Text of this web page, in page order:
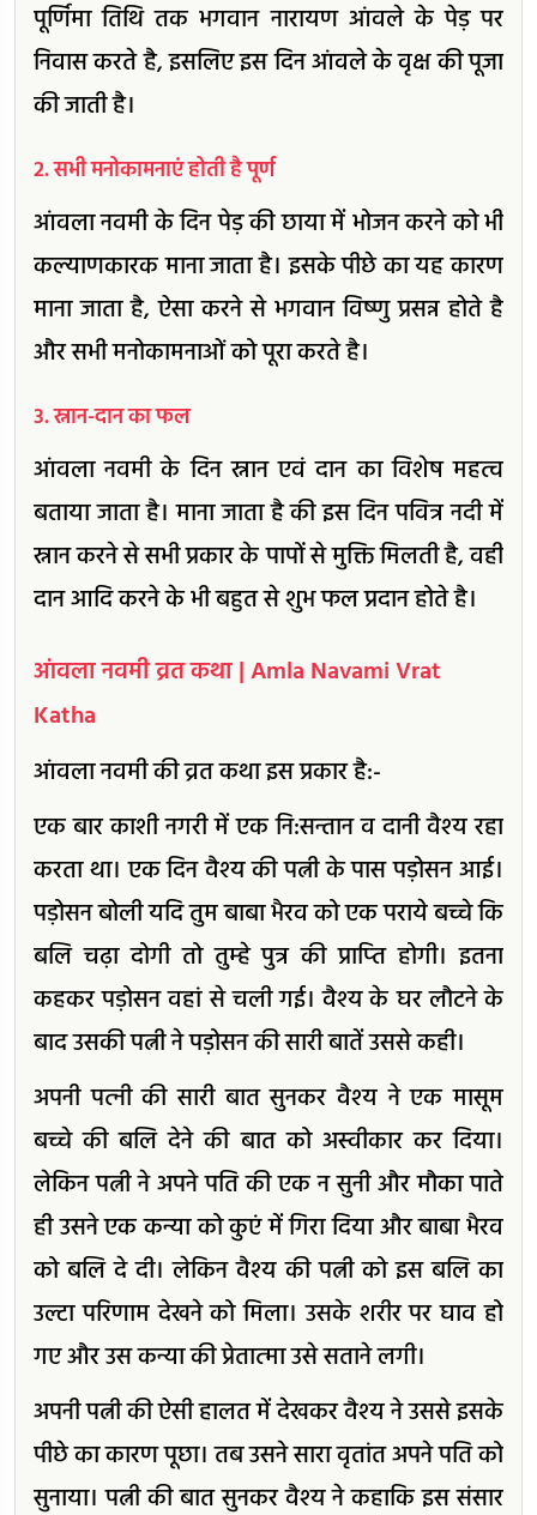
पूर्णिमा तिथि तक भगवान नारायण आंवले के पेड़ पर
निवास करते है, इसलिए इस दिन आंवले के वृक्ष की पूजा
की जाती है।
2. सभी मनोकामनाएं होती है पूर्ण
आंवला नवमी के दिन पेड़ की छाया में भोजन करने को भी
कल्याणकारक माना जाता है। इसके पीछे का यह कारण
माना जाता है, ऐसा करने से भगवान विष्णु प्रसन्न होते है
और सभी मनोकामनाओं को पूरा करते है।
3. स्नान-दान का फल
आंवला नवमी के दिन स्नान एवं दान का विशेष महत्व
बताया जाता है। माना जाता है की इस दिन पवित्र नदी में
स्नान करने से सभी प्रकार के पापों से मुक्ति मिलती है, वही
दान आदि करने के भी बहुत से शुभ फल प्रदान होते है।
आंवला नवमी व्रत कथा | Amla Navami Vrat
Katha
आंवला नवमी की व्रत कथा इस प्रकार है:-
एक बार काशी नगरी में एक नि:सन्तान व दानी वैश्‍य रहा
करता था। एक दिन वैश्य की पत्नी के पास पड़ोसन आई।
पड़ोसन बोली यदि तुम बाबा भैरव को एक पराये बच्चे कि
बलि चढ़ा दोगी तो तुम्‍हे पुत्र की प्राप्‍ति होगी। इतना
कहकर पड़ोसन वहां से चली गई। वैश्य के घर लौटने के
बाद उसकी पत्नी ने पड़ोसन की सारी बातें उससे कही।
अपनी पत्‍नी की सारी बात सुनकर वैश्‍य ने एक मासूम
बच्चे की बलि देने की बात को अस्‍वीकार कर दिया।
लेकिन पत्नी ने अपने पति की एक न सुनी और मौका पाते
ही उसने एक कन्या को कुएं में गिरा दिया और बाबा भैरव
को बलि दे दी। लेकिन वैश्य की पत्नी को इस बलि का
उल्टा परिणाम देखने को मिला। उसके शरीर पर घाव हो
गए और उस कन्या की प्रेतात्‍मा उसे सताने लगी।
अपनी पत्नी की ऐसी हालत में देखकर वैश्‍य ने उससे इसके
पीछे का कारण पूछा। तब उसने सारा वृतांत अपने पति को
सुनाया। पत्नी की बात सुनकर वैश्य ने कहाकि इस संसार